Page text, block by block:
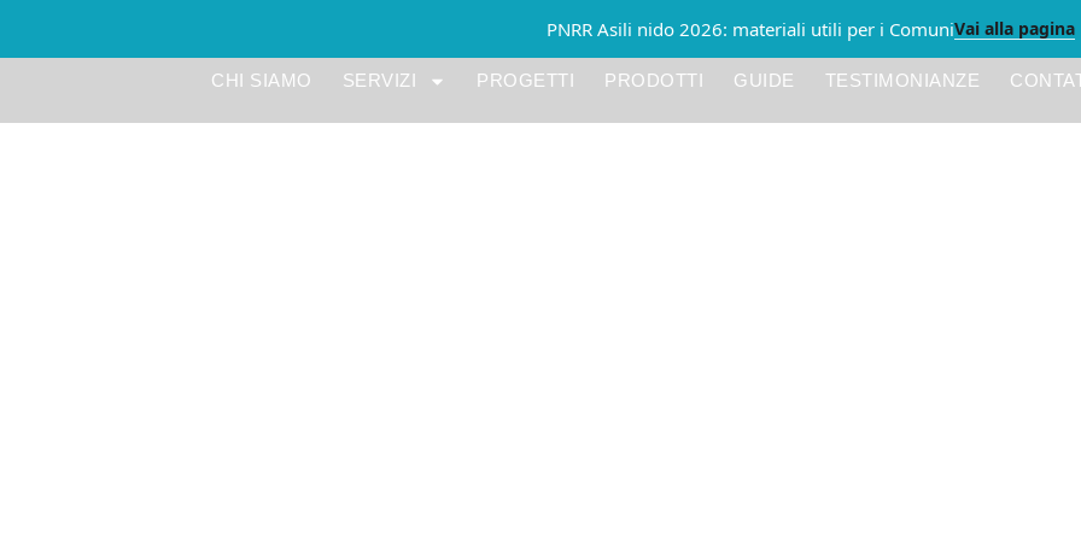
PNRR Asili nido 2026: materiali utili per i ComuniVai alla pagina
CHI SIAMO SERVIZI PROGETTI PRODOTTI GUIDE TESTIMONIANZE